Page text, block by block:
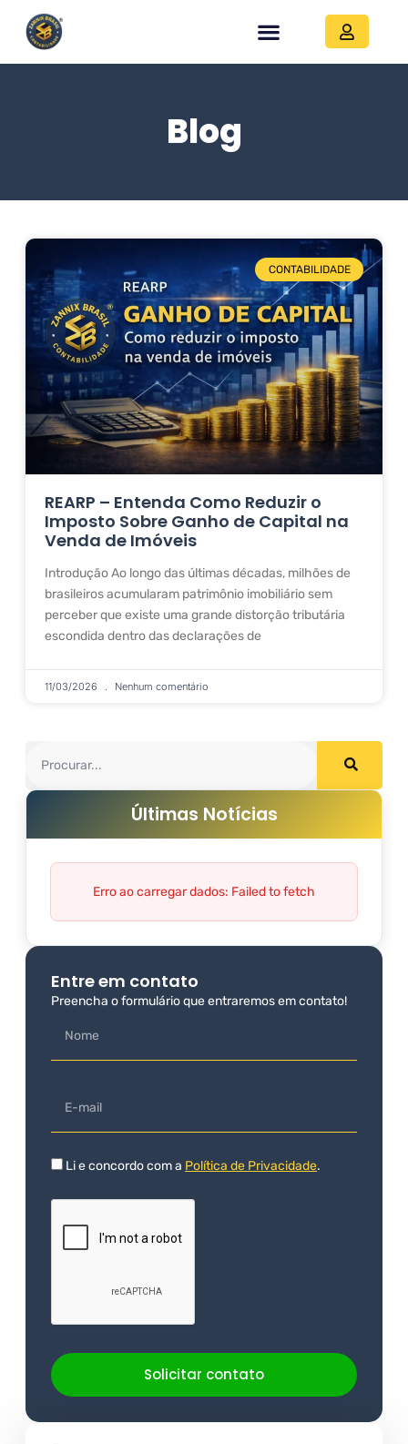
Blog
CONTABILIDADE
REARP – Entenda Como Reduzir o
Imposto Sobre Ganho de Capital na
Venda de Imóveis
Introdução Ao longo das últimas décadas, milhões de
brasileiros acumularam patrimônio imobiliário sem
perceber que existe uma grande distorção tributária
escondida dentro das declarações de
11/03/2026 Nenhum comentário
Últimas Notícias
Erro ao carregar dados: Failed to fetch
Entre em contato
Preencha o formulário que entraremos em contato!
Li e concordo com a Política de Privacidade.
Solicitar contato